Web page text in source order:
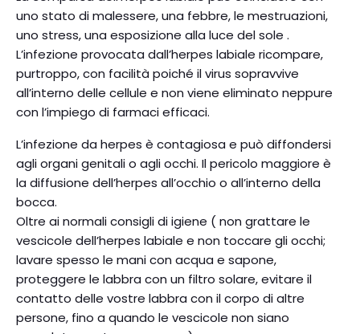
uno stato di malessere, una febbre, le mestruazioni,
uno stress, una esposizione alla luce del sole .
L’infezione provocata dall’herpes labiale ricompare,
purtroppo, con facilità poiché il virus sopravvive
all’interno delle cellule e non viene eliminato neppure
con l’impiego di farmaci efficaci.
L’infezione da herpes è contagiosa e può diffondersi
agli organi genitali o agli occhi. Il pericolo maggiore è
la diffusione dell’herpes all’occhio o all’interno della
bocca.
Oltre ai normali consigli di igiene ( non grattare le
vescicole dell’herpes labiale e non toccare gli occhi;
lavare spesso le mani con acqua e sapone,
proteggere le labbra con un filtro solare, evitare il
contatto delle vostre labbra con il corpo di altre
persone, fino a quando le vescicole non siano